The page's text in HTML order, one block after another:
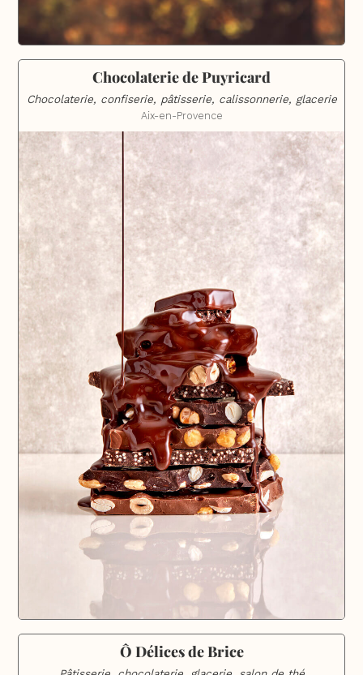
Chocolaterie de Puyricard
Chocolaterie, confiserie, pâtisserie, calissonnerie, glacerie
Aix-en-Provence
Ô Délices de Brice